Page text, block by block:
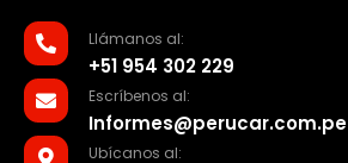
Llámanos al:
+51 954 302 229
Escríbenos al:
Informes@perucar.com.pe
Ubícanos al: